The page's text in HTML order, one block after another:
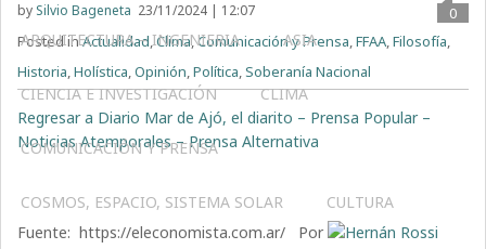
ARQUITECTURA – INGENIERIA ASIA
CIENCIA E INVESTIGACIÓN CLIMA
COMUNICACIÓN Y PRENSA
COSMOS, ESPACIO, SISTEMA SOLAR CULTURA
by Silvio Bageneta 23/11/2024 | 12:07
0
Posted inActualidad,Clima,Comunicación y Prensa,FFAA,Filosofía,
Historia,Holística,Opinión,Política,Soberanía Nacional
Regresar a Diario Mar de Ajó, el diarito – Prensa Popular –
Noticias Atemporales – Prensa Alternativa
Fuente: https://eleconomista.com.ar/ Por